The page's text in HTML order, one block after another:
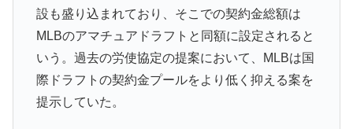
▶ 【海外の反応】52歳イチロー、マ軍主催のホームラン競
争で柵越えを連発「現役時代の噂は本当だったんだ
な…」
▶ 日本からの「海外送金が最も多い国ランキング」2位は
インドネシア、1位は？【タイ人の反応】
設も盛り込まれており、そこでの契約金総額は
MLBのアマチュアドラフトと同額に設定されると
いう。過去の労使協定の提案において、MLBは国
際ドラフトの契約金プールをより低く抑える案を
提示していた。